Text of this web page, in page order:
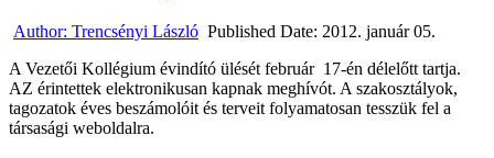
Author: Trencsényi László Published Date: 2012. január 05.
A Vezetői Kollégium évindító ülését február 17-én délelőtt tartja.
AZ érintettek elektronikusan kapnak meghívót. A szakosztályok,
tagozatok éves beszámolóit és terveit folyamatosan tesszük fel a
társasági weboldalra.